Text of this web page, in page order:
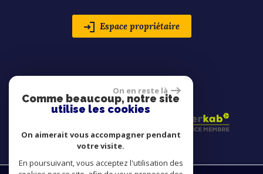
Espace propriétaire
On en reste là
Comme beaucoup, notre site
utilise les cookies
On aimerait vous accompagner pendant
votre visite.
En poursuivant, vous acceptez l'utilisation des